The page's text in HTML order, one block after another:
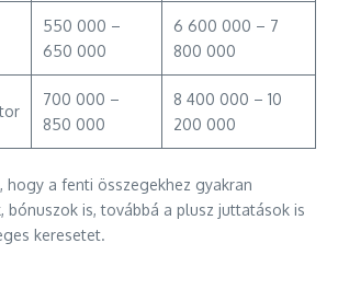
550 000 –
650 000
6 600 000 – 7
800 000
700 000 –
850 000
8 400 000 – 10
200 000
hogy a fenti összegekhez gyakran
bónuszok is, továbbá a plusz juttatások is
keresetet.